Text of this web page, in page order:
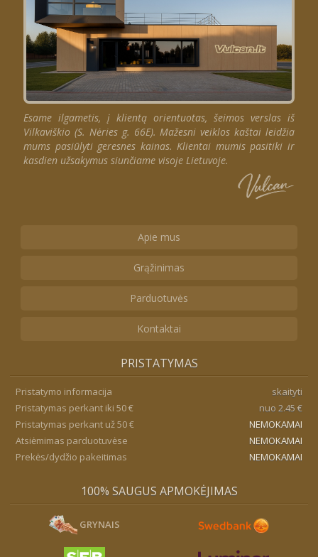
Esame ilgametis, į klientą orientuotas, šeimos verslas iš
Vilkaviškio (S. Nėries g. 66E). Mažesni veiklos kaštai leidžia
mums pasiūlyti geresnes kainas. Klientai mumis pasitiki ir
kasdien užsakymus siunčiame visoje Lietuvoje.
Apie mus
Grąžinimas
Parduotuvės
Kontaktai
PRISTATYMAS
Pristatymo informacija
skaityti
Pristatymas perkant iki 50 €
nuo 2.45 €
Pristatymas perkant už 50 €
NEMOKAMAI
Atsiėmimas parduotuvėse
NEMOKAMAI
Prekės/dydžio pakeitimas
NEMOKAMAI
100% SAUGUS APMOKĖJIMAS
GRYNAIS